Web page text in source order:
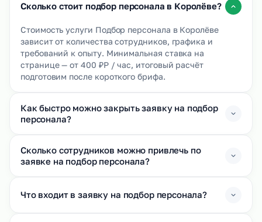
Сколько стоит подбор персонала в Королёве?
Стоимость услуги Подбор персонала в Королёве
зависит от количества сотрудников, графика и
требований к опыту. Минимальная ставка на
странице — от 400 ₽Р / час, итоговый расчёт
подготовим после короткого брифа.
Как быстро можно закрыть заявку на подбор
персонала?
Сколько сотрудников можно привлечь по
заявке на подбор персонала?
Что входит в заявку на подбор персонала?